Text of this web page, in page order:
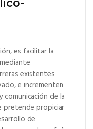
es facilitar la
existentes
e incrementen
comunicación de la
pretende propiciar
de